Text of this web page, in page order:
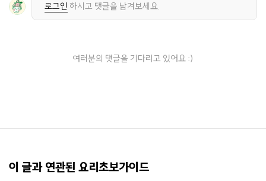
로그인 하시고 댓글을 남겨보세요.
여러분의 댓글을 기다리고 있어요 :)
이 글과 연관된 요리초보가이드